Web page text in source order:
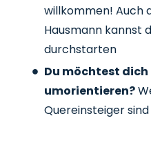
willkommen! Auch
Hausmann kannst
durchstarten
Du möchtest
umorientieren?
Quereinsteiger